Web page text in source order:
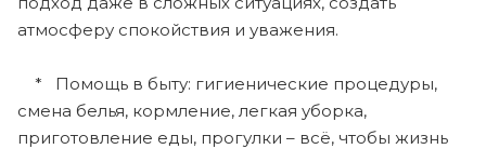
атмосферу спокойствия и уважения.
* Помощь в быту: гигиенические процедуры,
смена белья, кормление, легкая уборка,
приготовление еды, прогулки – всё, чтобы жизнь